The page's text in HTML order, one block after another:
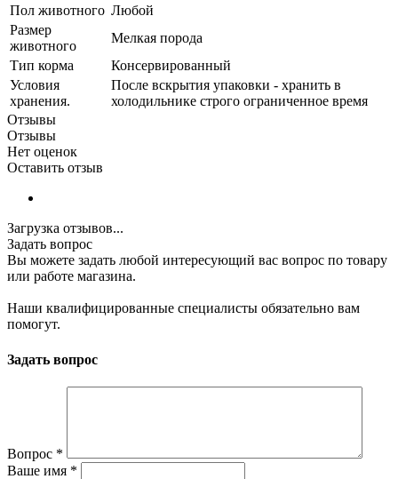
Пол животного Любой
Размер
животного
Мелкая порода
Тип корма
Консервированный
Условия
хранения.
После вскрытия упаковки - хранить в
холодильнике строго ограниченное время
Отзывы
Отзывы
Нет оценок
Оставить отзыв
Загрузка отзывов...
Задать вопрос
Вы можете задать любой интересующий вас вопрос по товару
или работе магазина.
Наши квалифицированные специалисты обязательно вам
помогут.
Задать вопрос
Вопрос *
Ваше имя *